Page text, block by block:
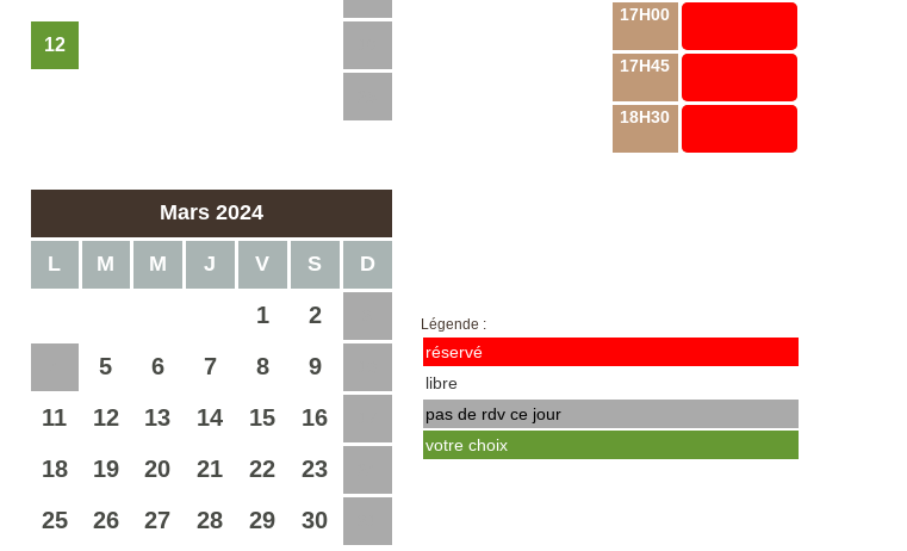
12
Mars 2024
L M M J V S D
1 2
5 6 7 8 9
11 12 13 14 15 16
18 19 20 21 22 23
25 26 27 28 29 30
17H00
17H45
18H30
Légende :
réservé
libre
pas de rdv ce jour
votre choix